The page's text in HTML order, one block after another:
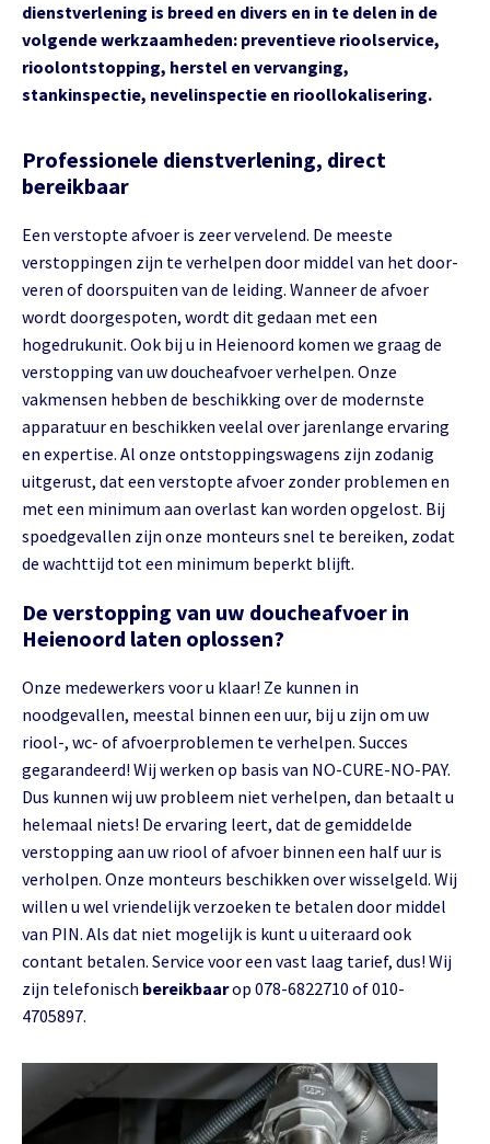
dienstverlening is breed en divers en in te delen in de
volgende werkzaamheden: preventieve rioolservice,
rioolontstopping, herstel en vervanging,
stankinspectie, nevelinspectie en rioollokalisering.
Professionele dienstverlening, direct
bereikbaar
Een verstopte afvoer is zeer vervelend. De meeste
verstoppingen zijn te verhelpen door middel van het door-
veren of doorspuiten van de leiding. Wanneer de afvoer
wordt doorgespoten, wordt dit gedaan met een
hogedrukunit. Ook bij u in Heienoord komen we graag de
verstopping van uw doucheafvoer verhelpen. Onze
vakmensen hebben de beschikking over de modernste
apparatuur en beschikken veelal over jarenlange ervaring
en expertise. Al onze ontstoppingswagens zijn zodanig
uitgerust, dat een verstopte afvoer zonder problemen en
met een minimum aan overlast kan worden opgelost. Bij
spoedgevallen zijn onze monteurs snel te bereiken, zodat
de wachttijd tot een minimum beperkt blijft.
De verstopping van uw doucheafvoer in
Heienoord laten oplossen?
Onze medewerkers voor u klaar! Ze kunnen in
noodgevallen, meestal binnen een uur, bij u zijn om uw
riool-, wc- of afvoerproblemen te verhelpen. Succes
gegarandeerd! Wij werken op basis van NO-CURE-NO-PAY.
Dus kunnen wij uw probleem niet verhelpen, dan betaalt u
helemaal niets! De ervaring leert, dat de gemiddelde
verstopping aan uw riool of afvoer binnen een half uur is
verholpen. Onze monteurs beschikken over wisselgeld. Wij
willen u wel vriendelijk verzoeken te betalen door middel
van PIN. Als dat niet mogelijk is kunt u uiteraard ook
contant betalen. Service voor een vast laag tarief, dus! Wij
zijn telefonisch bereikbaarop 078-6822710 of 010-
4705897.